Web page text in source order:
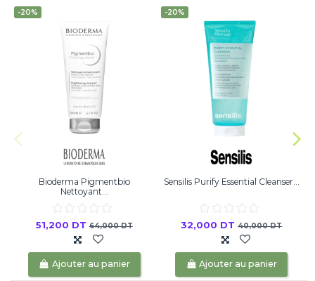
-20%
Bioderma Pigmentbio
Nettoyant...
51,200 DT64,000 DT
Ajouter au panier
-20%
Sensilis Purify Essential Cleanser...
32,000 DT40,000 DT
Ajouter au panier